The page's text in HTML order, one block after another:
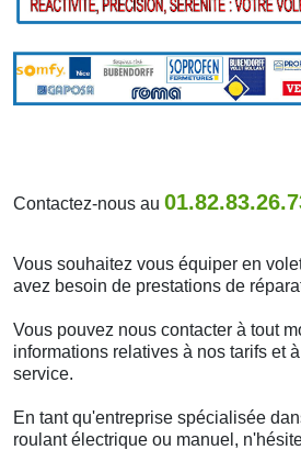
Contactez-nous au
Vous souhaitez vous équiper en
avez besoin de prestations de
Vous pouvez nous contacter à tout
informations relatives à nos tarifs et
service.
En tant qu'entreprise spécialisée
roulant électrique ou manuel,